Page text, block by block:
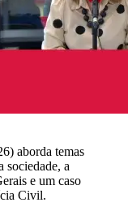
aborda temas
sociedade, a
e um caso
Civil.